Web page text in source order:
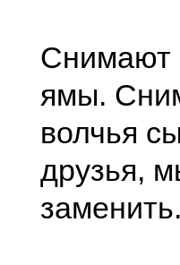
Снимают
ямы.
волчья
друзья,
заменить.